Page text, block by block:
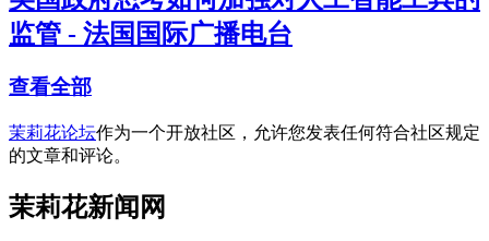
监管 - 法国国际广播电台
查看全部
茉莉花论坛作为一个开放社区，允许您发表任何符合社区规定
的文章和评论。
茉莉花新闻网